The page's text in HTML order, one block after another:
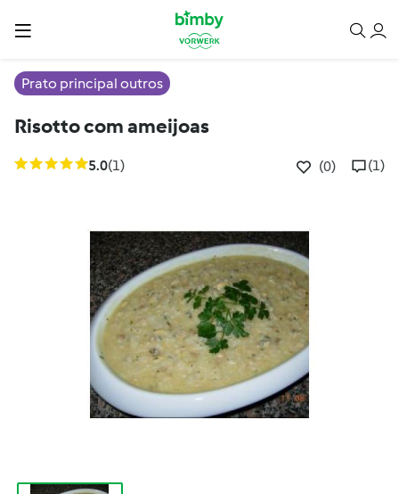
Prato principal outros
Risotto com ameijoas
5.0(1) (0) (1)